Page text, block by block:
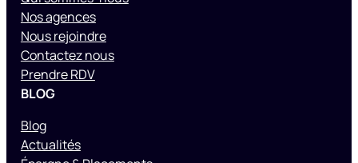
Nos agences
Nous rejoindre
Contactez nous
Prendre RDV
BLOG
Blog
Actualités